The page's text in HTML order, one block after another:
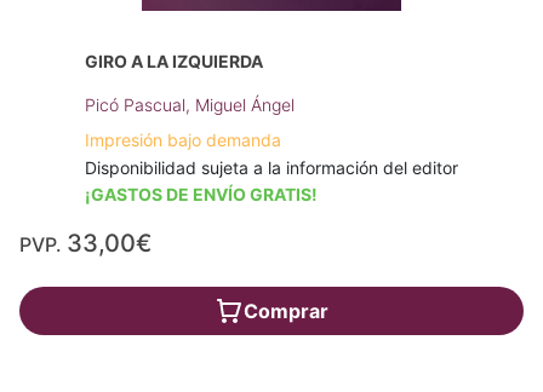
GIRO A LA IZQUIERDA
Picó Pascual, Miguel Ángel
Impresión bajo demanda
Disponibilidad sujeta a la información del editor
¡GASTOS DE ENVÍO GRATIS!
PVP. 33,00€
Comprar